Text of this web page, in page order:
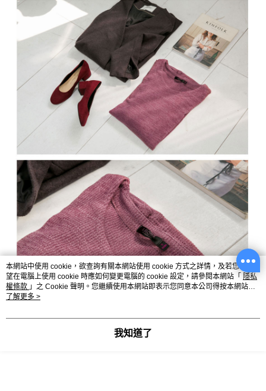
本網站中使用 cookie，欲查詢有關本網站使用 cookie 方式之詳情，及若您不希
望在電腦上使用 cookie 時應如何變更電腦的 cookie 設定，請參閱本網站「 隱私
權條款 」之 Cookie 聲明。您繼續使用本網站即表示您同意本公司得按本網站使
用條款之 Cookie 聲明使用 cookie。
了解更多 >
我知道了